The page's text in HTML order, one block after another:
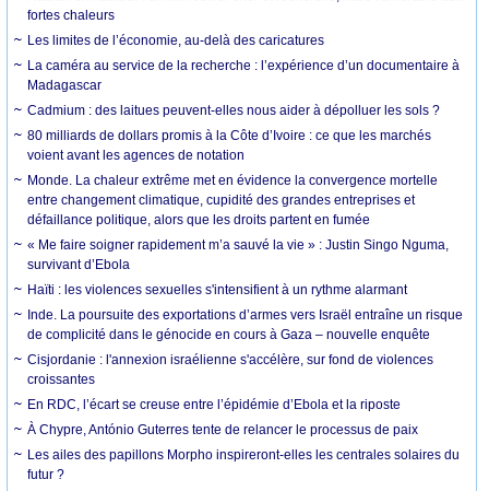
fortes chaleurs
Les limites de l’économie, au-delà des caricatures
La caméra au service de la recherche : l’expérience d’un documentaire à
Madagascar
Cadmium : des laitues peuvent-elles nous aider à dépolluer les sols ?
80 milliards de dollars promis à la Côte d’Ivoire : ce que les marchés
voient avant les agences de notation
Monde. La chaleur extrême met en évidence la convergence mortelle
entre changement climatique, cupidité des grandes entreprises et
défaillance politique, alors que les droits partent en fumée
« Me faire soigner rapidement m’a sauvé la vie » : Justin Singo Nguma,
survivant d’Ebola
Haïti : les violences sexuelles s'intensifient à un rythme alarmant
Inde. La poursuite des exportations d’armes vers Israël entraîne un risque
de complicité dans le génocide en cours à Gaza – nouvelle enquête
Cisjordanie : l'annexion israélienne s'accélère, sur fond de violences
croissantes
En RDC, l’écart se creuse entre l’épidémie d’Ebola et la riposte
À Chypre, António Guterres tente de relancer le processus de paix
Les ailes des papillons Morpho inspireront-elles les centrales solaires du
futur ?